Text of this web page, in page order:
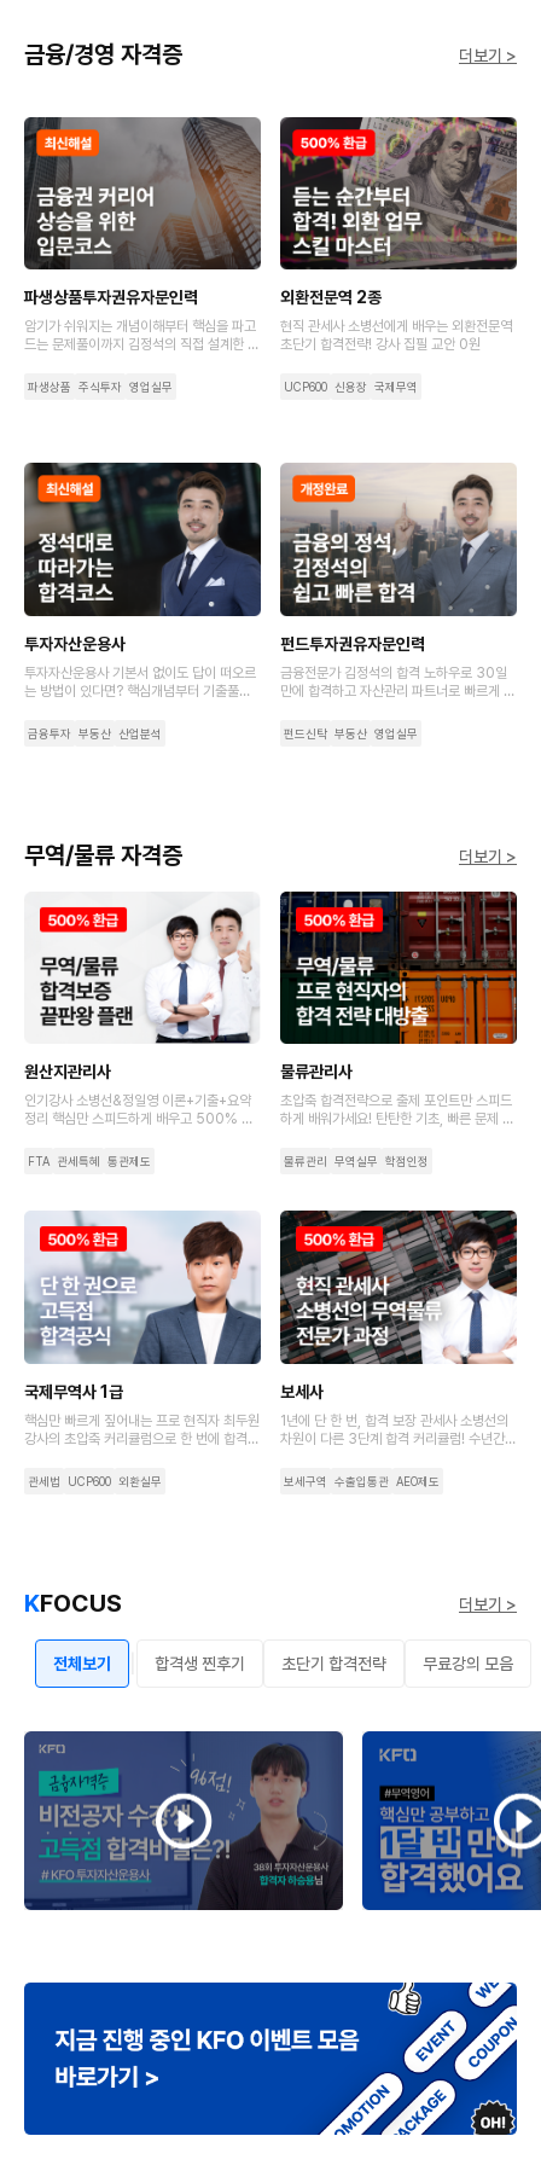
금융/경영 자격증 더보기 >
파생상품투자권유자문인력
암기가 쉬워지는 개념이해부터 핵심을 파고
드는 문제풀이까지 김정석의 직접 설계한 커
파생상품 주식투자 영업실무
외환전문역 2종
현직 관세사 소병선에게 배우는 외환전문역
초단기 합격전략! 강사 집필 교안 0원
UCP600 신용장 국제무역
투자자산운용사
투자자산운용사 기본서 없이도 답이 떠오르
는 방법이 있다면? 핵심개념부터 기출풀이
자도 쉽게 시작하는 최단기 코스로 시작하세
요.
금융투자 부동산 산업분석
펀드투자권유자문인력
금융전문가 김정석의 합격 노하우로 30일
만에 합격하고 자산관리 파트너로 빠르게 성
펀드신탁 부동산 영업실무
무역/물류 자격증 더보기 >
원산지관리사
인기강사 소병선&정일영 이론+기출+요약
정리 핵심만 스피드하게 배우고 500% 수
FTA 관세특혜 통관제도
물류관리사
초압축 합격전략으로 출제 포인트만 스피드
하게 배워가세요! 탄탄한 기초, 빠른 문제 적
물류관리 무역실무 학점인정
국제무역사 1급
핵심만 빠르게 짚어내는 프로 현직자 최두원
강사의 초압축 커리큘럼으로 한 번에 합격해
관세법 UCP600 외환실무
보세사
1년에 단 한 번, 합격 보장 관세사 소병선의
차원이 다른 3단계 합격 커리큘럼! 수년간의
수 개념 정리부터 시험 직전 마무리까지
보세구역 수출입통관 AEO제도
KFOCUS 더보기 >
전체보기 합격생 찐후기 초단기 합격전략 무료강의 모음